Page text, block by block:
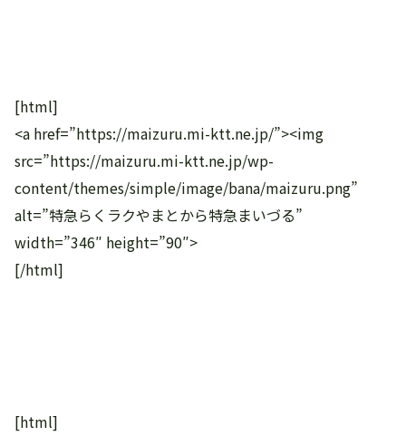
[html]
<a href=”https://maizuru.mi-ktt.ne.jp/”><img
src=”https://maizuru.mi-ktt.ne.jp/wp-
content/themes/simple/image/bana/maizuru.png”
alt=”特急らくラクやまとから特急まいづる”
width=”346″ height=”90″>
[/html]
[html]